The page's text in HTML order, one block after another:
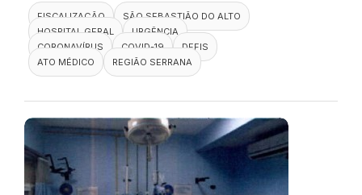
FISCALIZAÇÃO
SÃO SEBASTIÃO DO ALTO
HOSPITAL GERAL
URGÊNCIA
CORONAVÍRUS
COVID-19
DEFIS
ATO MÉDICO
REGIÃO SERRANA